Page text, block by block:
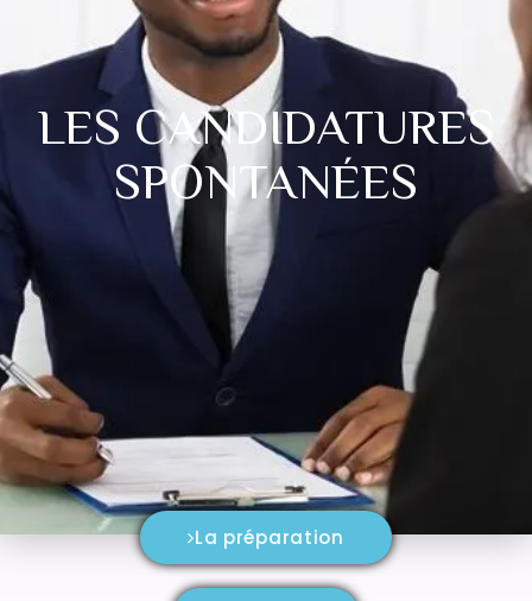
LES CANDIDATURES
SPONTANÉES
La préparation